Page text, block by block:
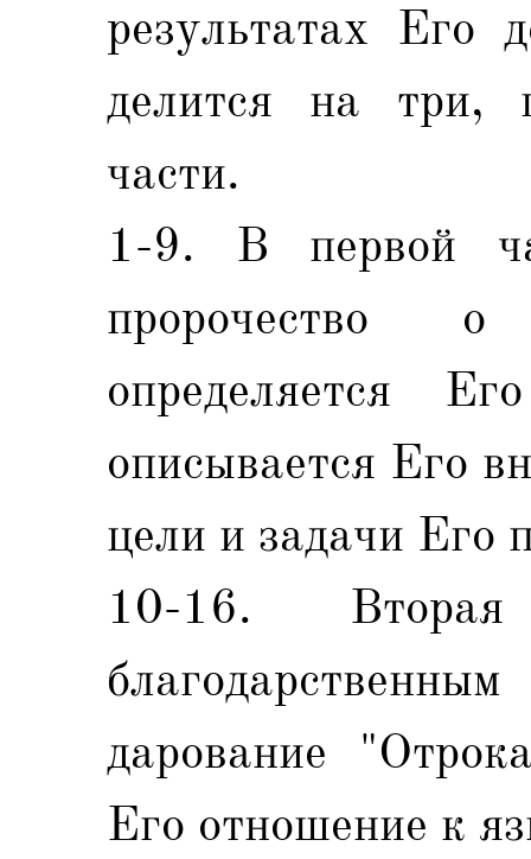
результатах Его
делится на три,
части.
1-9. В первой
пророчество
определяется
описывается Его
цели и задачи Его
10-16. Вторая
дарование
Его отношение к